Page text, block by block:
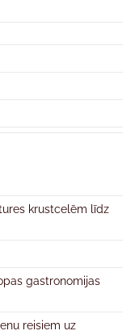
krustcelēm līdz
gastronomijas
reisiem uz